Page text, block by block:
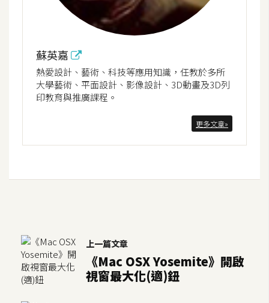
蘇英嘉
熱愛設計、藝術、科技等應用知識，任教於多所
大學藝術、平面設計、影像設計、3D動畫及3D列
印教育與推廣課程。
更多文章»
上一篇文章
《Mac OSX Yosemite》開啟
視窗最大化(適)鈕